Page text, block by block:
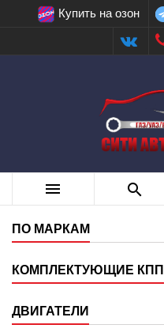
Купить на озон
 
ПО МАРКАМ
КОМПЛЕКТУЮЩИЕ КПП
ДВИГАТЕЛИ